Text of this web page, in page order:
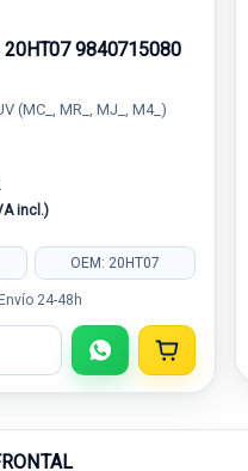
20HT07 9840715080
(MC_, MR_, MJ_, M4_)
incl.)
OEM: 20HT07
Envío 24-48h